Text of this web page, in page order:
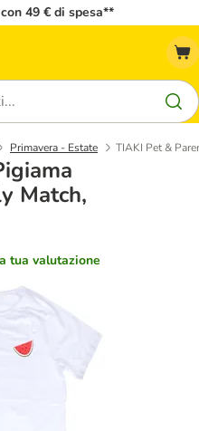
49 € di spesa**
Primavera - Estate TIAKI Pet &
Match,
tua valutazione